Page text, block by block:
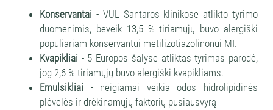
Konservantai - VUL Santaros klinikose atlikto tyrimo
duomenimis, beveik 13,5 % tiriamųjų buvo alergiški
populiariam konservantui metilizotiazolinonui MI.
Kvapikliai - 5 Europos šalyse atliktas tyrimas parodė,
jog 2,6 % tiriamųjų buvo alergiški kvapikliams.
Emulsikliai - neigiamai veikia odos hidrolipidinės
plėvelės ir drėkinamųjų faktorių pusiausvyrą